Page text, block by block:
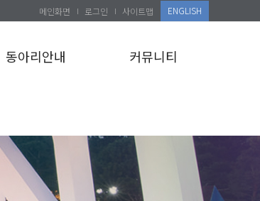
메인화면 로그인 사이트맵 ENGLISH
동아리안내 커뮤니티